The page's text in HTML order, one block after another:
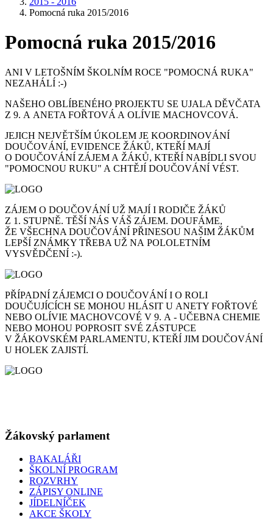
Pomocná ruka 2015/2016
Pomocná ruka 2015/2016
ANI V LETOŠNÍM ŠKOLNÍM ROCE "POMOCNÁ RUKA"
NEZAHÁLÍ :-)
NAŠEHO OBLÍBENÉHO PROJEKTU SE UJALA DĚVČATA
Z 9. A ANETA FOŘTOVÁ A OLÍVIE MACHOVCOVÁ.
JEJICH NEJVĚTŠÍM ÚKOLEM JE KOORDINOVÁNÍ
DOUČOVÁNÍ, EVIDENCE ŽÁKŮ, KTEŘÍ MAJÍ
O DOUČOVÁNÍ ZÁJEM A ŽÁKŮ, KTEŘÍ NABÍDLI SVOU
"POMOCNOU RUKU" A CHTĚJÍ DOUČOVÁNÍ VÉST.
ZÁJEM O DOUČOVÁNÍ UŽ MAJÍ I RODIČE ŽÁKŮ
Z 1. STUPNĚ. TĚŠÍ NÁS VÁŠ ZÁJEM. DOUFÁME,
ŽE VŠECHNA DOUČOVÁNÍ PŘINESOU NAŠIM ŽÁKŮM
LEPŠÍ ZNÁMKY TŘEBA UŽ NA POLOLETNÍM
VYSVĚDČENÍ :-).
PŘÍPADNÍ ZÁJEMCI O DOUČOVÁNÍ I O ROLI
DOUČUJÍCÍCH SE MOHOU HLÁSIT U ANETY FOŘTOVÉ
NEBO OLÍVIE MACHOVCOVÉ V 9. A - UČEBNA CHEMIE
NEBO MOHOU POPROSIT SVÉ ZÁSTUPCE
V ŽÁKOVSKÉM PARLAMENTU, KTEŘÍ JIM DOUČOVÁNÍ
U HOLEK ZAJISTÍ.
Žákovský parlament
BAKALÁŘI
ŠKOLNÍ PROGRAM
ROZVRHY
ZÁPISY ONLINE
JÍDELNÍČEK
AKCE ŠKOLY